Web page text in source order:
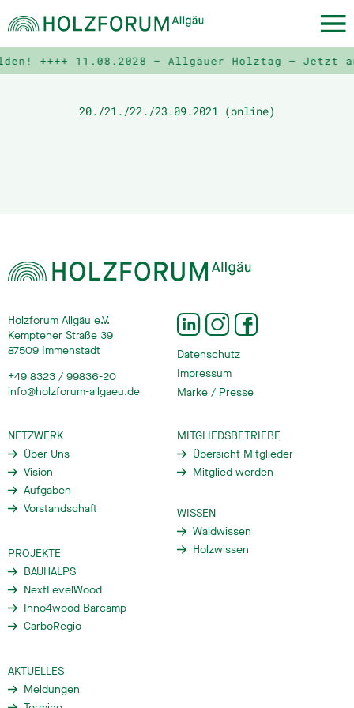
++++ 11.08.2028 – Allgäuer Holztag – Jetzt
20./21./22./23.09.2021 (online)
Holzforum Allgäu e.V.
Kemptener Straße 39
87509 Immenstadt
+49 8323 / 99836-20
info@holzforum-allgaeu.de
Datenschutz
Impressum
Marke / Presse
NETZWERK
Über Uns
Vision
Aufgaben
Vorstandschaft
MITGLIEDSBETRIEBE
Übersicht Mitglieder
Mitglied werden
WISSEN
Waldwissen
Holzwissen
PROJEKTE
BAUHALPS
NextLevelWood
Inno4wood Barcamp
CarboRegio
AKTUELLES
Meldungen